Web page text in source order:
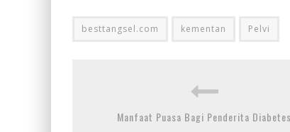
besttangsel.com kementan Pelvi
Manfaat Puasa Bagi Penderita Diabetes